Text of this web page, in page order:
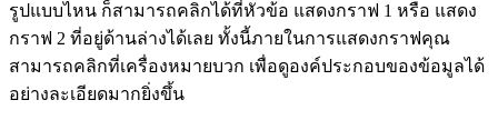
รูปแบบไหน ก็สามารถคลิกได้ที่หัวข้อ แสดงกราฟ 1 หรือ แสดง
กราฟ 2 ที่อยู่ด้านล่างได้เลย ทั้งนี้ภายในการแสดงกราฟคุณ
สามารถคลิกที่เครื่องหมายบวก เพื่อดูองค์ประกอบของข้อมูลได้
อย่างละเอียดมากยิ่งขึ้น